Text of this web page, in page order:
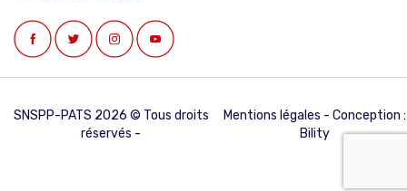
SNSPP-PATS 2026 © Tous droits
réservés -
Mentions légales - Conception :
Bility